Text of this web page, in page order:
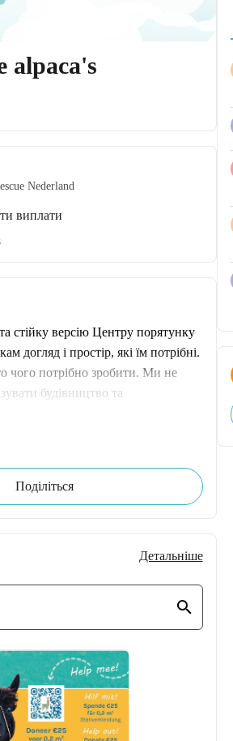
alpaca's
Nederland
виплати
стійку версію Центру порятунку
і простір, які їм потрібні.
чого потрібно зробити. Ми не
будівництво та
Поділіться
Детальніше